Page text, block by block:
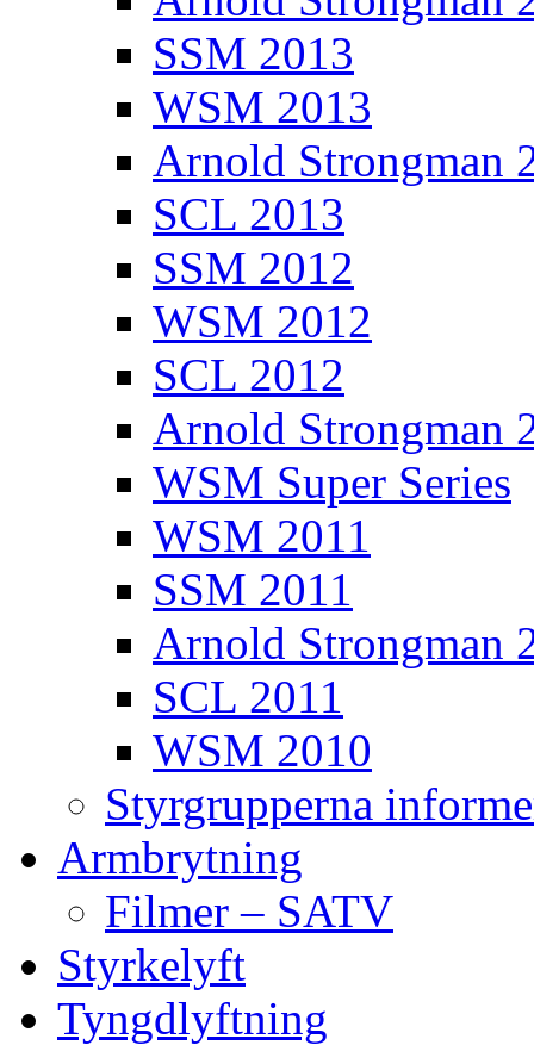
SSM 2013
WSM 2013
Arnold Strongman
SCL 2013
SSM 2012
WSM 2012
SCL 2012
Arnold Strongman
WSM Super Series
WSM 2011
SSM 2011
Arnold Strongman
SCL 2011
WSM 2010
Styrgrupperna
Armbrytning
Filmer – SATV
Styrkelyft
Tyngdlyftning